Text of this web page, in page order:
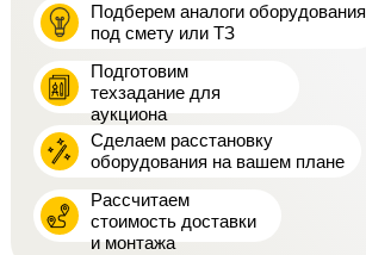
Подберем аналоги оборудования
под смету или ТЗ
Подготовим
техзадание для
аукциона
Сделаем расстановку
оборудования на вашем плане
Рассчитаем
стоимость доставки
и монтажа